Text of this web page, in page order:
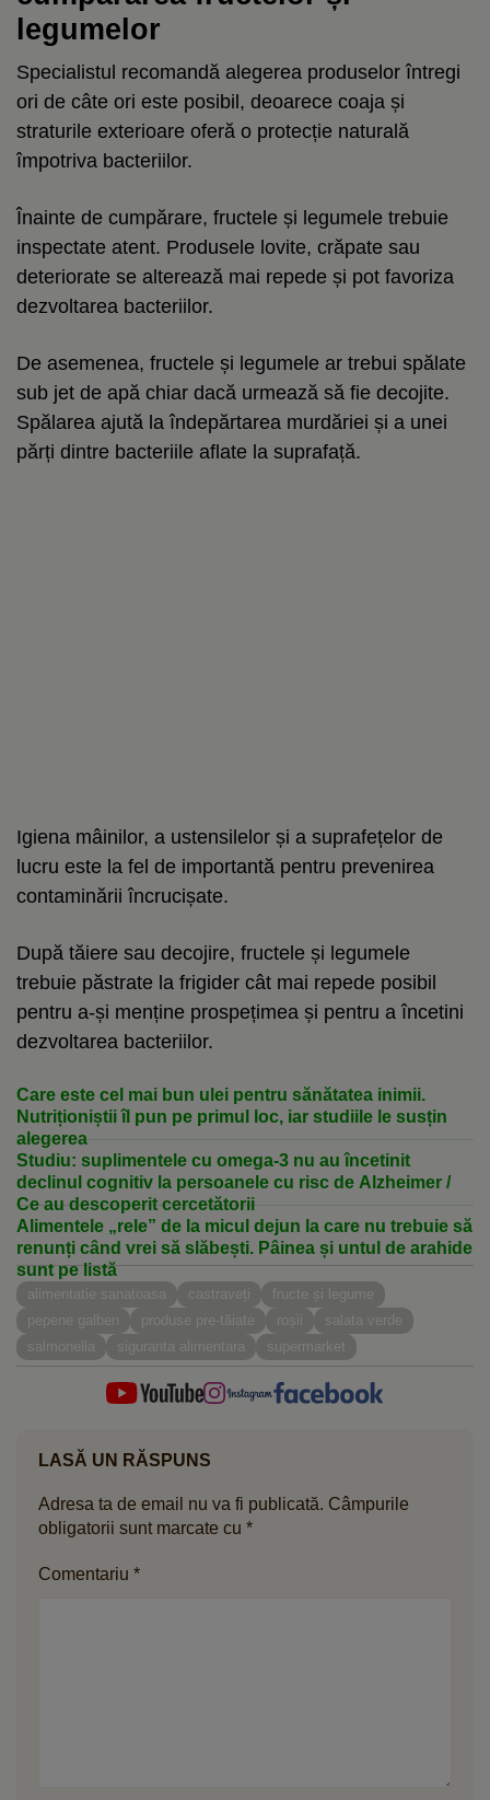
legumelor
Specialistul recomandă alegerea produselor întregi
ori de câte ori este posibil, deoarece coaja și
straturile exterioare oferă o protecție naturală
împotriva bacteriilor.
Înainte de cumpărare, fructele și legumele trebuie
inspectate atent. Produsele lovite, crăpate sau
deteriorate se alterează mai repede și pot favoriza
dezvoltarea bacteriilor.
De asemenea, fructele și legumele ar trebui spălate
sub jet de apă chiar dacă urmează să fie decojite.
Spălarea ajută la îndepărtarea murdăriei și a unei
părți dintre bacteriile aflate la suprafață.
Igiena mâinilor, a ustensilelor și a suprafețelor de
lucru este la fel de importantă pentru prevenirea
contaminării încrucișate.
După tăiere sau decojire, fructele și legumele
trebuie păstrate la frigider cât mai repede posibil
pentru a-și menține prospețimea și pentru a încetini
dezvoltarea bacteriilor.
Care este cel mai bun ulei pentru sănătatea inimii.
Nutriționiștii îl pun pe primul loc, iar studiile le susțin
alegerea
Studiu: suplimentele cu omega-3 nu au încetinit
declinul cognitiv la persoanele cu risc de Alzheimer /
Ce au descoperit cercetătorii
Alimentele „rele” de la micul dejun la care nu trebuie să
renunți când vrei să slăbești. Pâinea și untul de arahide
sunt pe listă
alimentatie sanatoasa castraveți
fructe și legume
pepene galben
produse pre-tăiate roșii
salata verde
salmonella
siguranta alimentara supermarket
LASĂ UN RĂSPUNS
Adresa ta de email nu va fi publicată. Câmpurile
obligatorii sunt marcate cu *
Comentariu *